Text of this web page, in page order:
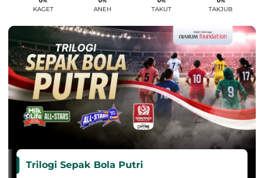
KAGET ANEH TAKUT TAKJUB
Trilogi Sepak Bola Putri